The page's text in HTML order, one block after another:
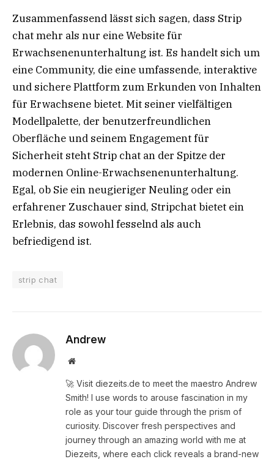
Zusammenfassend lässt sich sagen, dass Strip
chat mehr als nur eine Website für
Erwachsenenunterhaltung ist. Es handelt sich um
eine Community, die eine umfassende, interaktive
und sichere Plattform zum Erkunden von Inhalten
für Erwachsene bietet. Mit seiner vielfältigen
Modellpalette, der benutzerfreundlichen
Oberfläche und seinem Engagement für
Sicherheit steht Strip chat an der Spitze der
modernen Online-Erwachsenenunterhaltung.
Egal, ob Sie ein neugieriger Neuling oder ein
erfahrener Zuschauer sind, Stripchat bietet ein
Erlebnis, das sowohl fesselnd als auch
befriedigend ist.
strip chat
Andrew
Website
🚀 Visit diezeits.de to meet the maestro Andrew
Smith! I use words to arouse fascination in my
role as your tour guide through the prism of
curiosity. Discover fresh perspectives and
journey through an amazing world with me at
Diezeits, where each click reveals a brand-new